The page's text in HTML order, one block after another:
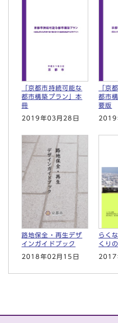
「京都市持続可能な
都市構築プラン」本
冊
2019年03月28日
「京
都市
要版
2019
路地保全・再生デザ
インガイドブック
2018年02月15日
らく
くり
2017